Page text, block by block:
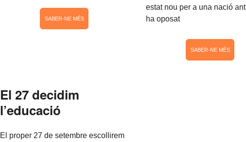
SABER-NE MÉS
estat nou per a una nació
ha oposat
SABER-NE MÉS
El 27 decidim
l’educació
El proper 27 de setembre escollirem